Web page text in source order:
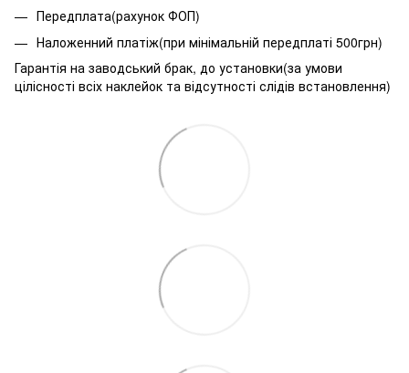
Передплата(рахунок ФОП)
Наложенний платіж(при мінімальній передплаті 500грн)
Гарантія на заводський брак, до установки(за умови
цілісності всіх наклейок та відсутності слідів встановлення)